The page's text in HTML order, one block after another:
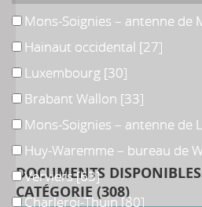
DOCUMENTS
CATÉGORIE (308)
Mons-Soignies – antenne de
Mons-Soignies – antenne de
Hainaut occidental
Hainaut occidental [27]
Luxembourg
Luxembourg [30]
Brabant Wallon
Brabant Wallon [33]
Mons-Soignies – antenne de
Mons-Soignies – antenne de
Huy-Waremme – bureau de
Huy-Waremme – bureau de
Verviers
Verviers[63]
Charleroi-Thuin
Charleroi-Thuin[80]